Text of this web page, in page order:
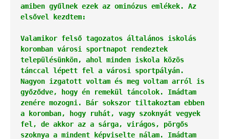
amiben gyűlnek ezek az ominózus emlékek. Az
elsővel kezdtem:
Valamikor felső tagozatos általános iskolás
koromban városi sportnapot rendeztek
településünkön, ahol minden iskola közös
tánccal lépett fel a városi sportpályán.
Nagyon izgatott voltam és meg voltam arról is
győződve, hogy én remekül táncolok. Imádtam
zenére mozogni. Bár sokszor tiltakoztam ebben
a koromban, hogy ruhát, vagy szoknyát vegyek
fel, de akkor az a sárga, virágos, pörgős
szoknya a mindent képviselte nálam. Imádtam